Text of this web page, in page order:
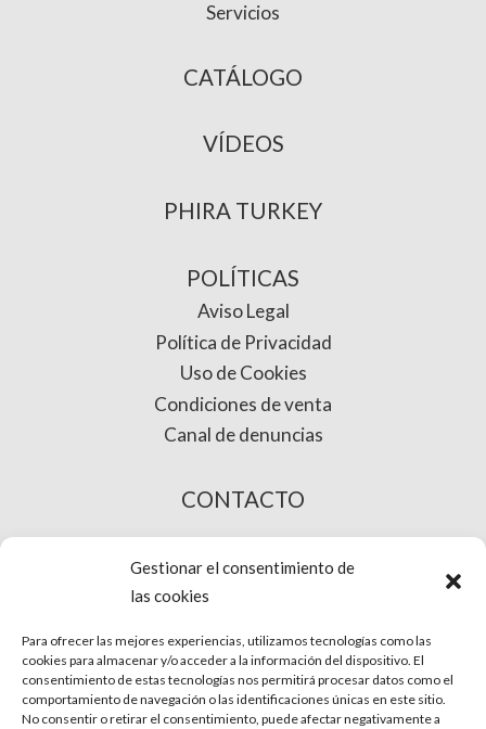
Gestionar el consentimiento de
las cookies
Para ofrecer las mejores experiencias, utilizamos tecnologías como las
cookies para almacenar y/o acceder a la información del dispositivo. El
consentimiento de estas tecnologías nos permitirá procesar datos como el
comportamiento de navegación o las identificaciones únicas en este sitio.
No consentir o retirar el consentimiento, puede afectar negativamente a
Servicios
CATÁLOGO
VÍDEOS
PHIRA TURKEY
POLÍTICAS
Aviso Legal
Política de Privacidad
Uso de Cookies
Condiciones de venta
Canal de denuncias
CONTACTO
COMPRA ONLINE